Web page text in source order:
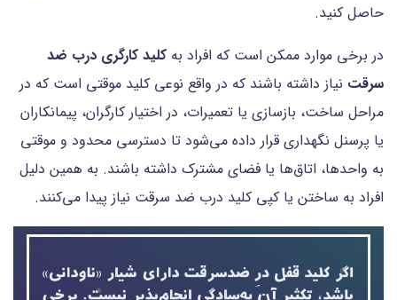
حاصل کنید.
در برخی موارد ممکن است که افراد به کلید کارگری درب ضد
سرقت نیاز داشته باشند که در واقع نوعی کلید موقتی است که در
مراحل ساخت، بازسازی یا تعمیرات، در اختیار کارگران، پیمانکاران
یا پرسنل نگهداری قرار داده می‌شود تا دسترسی محدود و موقتی
به واحدها، اتاق‌ها یا فضای مشترک داشته باشند. به همین دلیل
افراد به ساختن یا کپی کلید درب ضد سرقت نیاز پیدا می‌کنند.